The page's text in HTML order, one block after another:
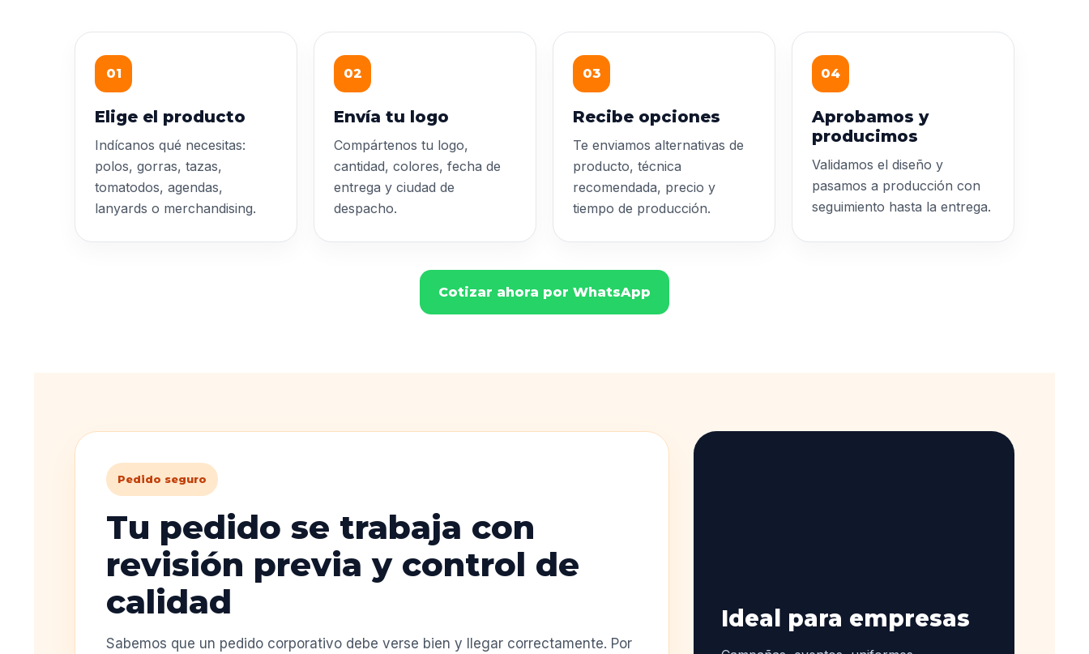
01
Elige el producto
Indícanos qué necesitas:
polos, gorras, tazas,
tomatodos, agendas,
lanyards o merchandising.
02
Envía tu logo
Compártenos tu logo,
cantidad, colores, fecha de
entrega y ciudad de
despacho.
03
Recibe opciones
Te enviamos alternativas de
producto, técnica
recomendada, precio y
tiempo de producción.
04
Aprobamos y
producimos
Validamos el diseño y
pasamos a producción con
seguimiento hasta la entrega.
Cotizar ahora por WhatsApp
Pedido seguro
Tu pedido se trabaja con
revisión previa y control de
calidad
Sabemos que un pedido corporativo debe verse bien y llegar correctamente. Por
Ideal para empresas